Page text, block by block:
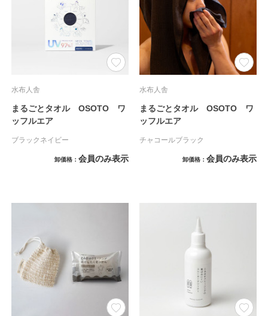
水布人舎
まるごとタオル OSOTO ワ
ッフルエア
ブラックネイビー
卸価格 会員のみ表示
水布人舎
まるごとタオル OSOTO ワ
ッフルエア
チャコールブラック
卸価格 会員のみ表示